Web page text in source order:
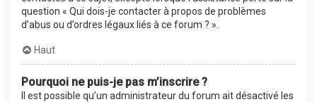
question « Qui dois-je contacter à propos de problèmes
d’abus ou d’ordres légaux liés à ce forum ? ».
Haut
Pourquoi ne puis-je pas m’inscrire ?
Il est possible qu’un administrateur du forum ait désactivé les